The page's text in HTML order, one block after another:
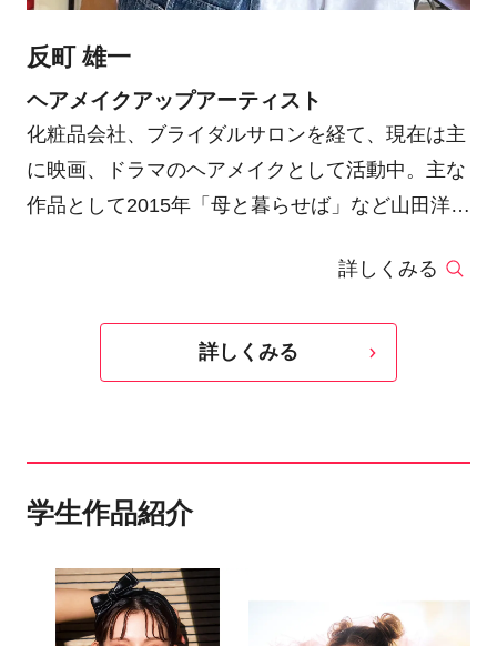
反町 雄一
ヘアメイクアップアーティスト
化粧品会社、ブライダルサロンを経て、現在は主
に映画、ドラマのヘアメイクとして活動中。主な
作品として2015年「母と暮らせば」など山田洋次
詳しくみる
詳しくみる
学生作品紹介